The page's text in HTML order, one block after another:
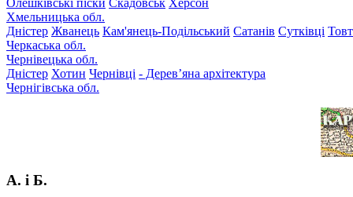
Олешківські піски Скадовськ Херсон
Хмельницька обл.
Дністер Жванець Кам'янець-Подільський Сатанів Сутківці
Черкаська обл.
Чернівецька обл.
Дністер Хотин Чернівці - Дерев’яна архітектура
Чернігівська обл.
А. і Б.